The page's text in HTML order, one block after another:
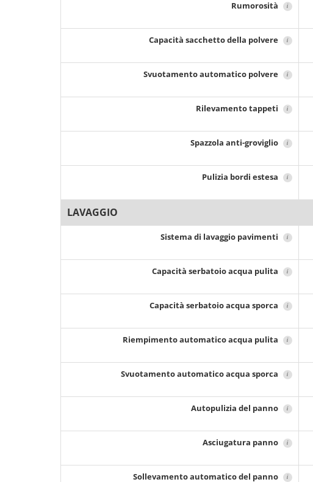
Rumorosità i
Capacità sacchetto della polvere i
Svuotamento automatico polvere i
Rilevamento tappeti i
Spazzola anti-groviglio i
Pulizia bordi estesa i
LAVAGGIO
Sistema di lavaggio pavimenti i
Capacità serbatoio acqua pulita i
Capacità serbatoio acqua sporca i
Riempimento automatico acqua pulita i
Svuotamento automatico acqua sporca i
Autopulizia del panno i
Asciugatura panno i
Sollevamento automatico del panno i